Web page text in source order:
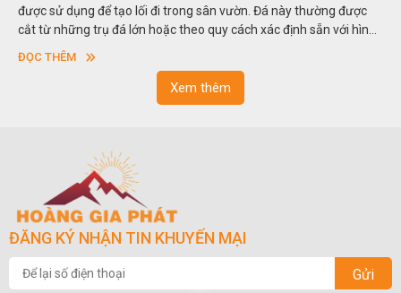
được sử dụng để tạo lối đi trong sân vườn. Đá này thường được
cắt từ những trụ đá lớn hoặc theo quy cách xác định sẵn với hình
vuông hoặc hình chữ nhật và có độ dày khác nhau.
ĐỌC THÊM
Xem thêm
ĐĂNG KÝ NHẬN TIN KHUYẾN MẠI
Gửi